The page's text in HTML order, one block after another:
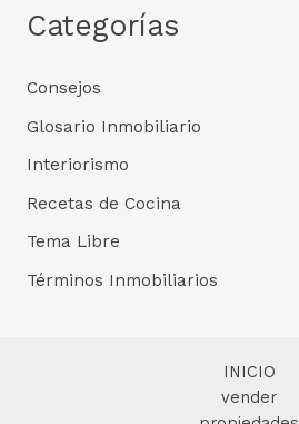
Categorías
Consejos
Glosario Inmobiliario
Interiorismo
Recetas de Cocina
Tema Libre
Términos Inmobiliarios
INICIO
vender